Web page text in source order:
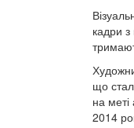
кадри з
що
на меті
2014